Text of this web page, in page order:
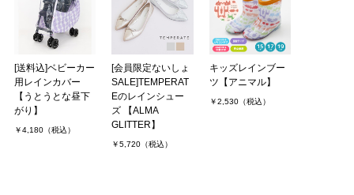
[送料込]ベビーカー
用レインカバー
【うとうとな昼下
がり】
￥4,180（税込）
[会員限定ないしょ
SALE]TEMPERAT
Eのレインシュー
ズ 【ALMA
GLITTER】
￥5,720（税込）
キッズレインブー
ツ【アニマル】
￥2,530（税込）